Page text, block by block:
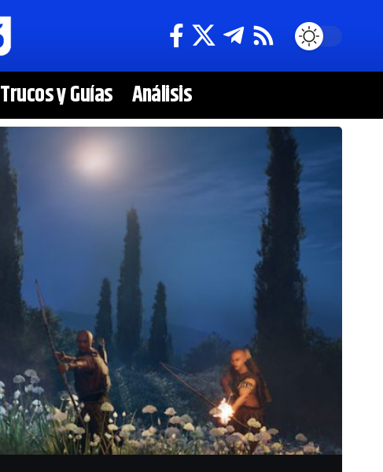
Trucos y Guías Análisis